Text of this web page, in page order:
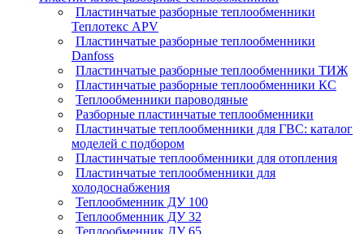
Пластинчатые разборные теплообменники
Теплотекс APV
Пластинчатые разборные теплообменники
Danfoss
Пластинчатые разборные теплообменники ТИЖ
Пластинчатые разборные теплообменники КC
Теплообменники пароводяные
Разборные пластинчатые теплообменники
Пластинчатые теплообменники для ГВС: каталог
моделей с подбором
Пластинчатые теплообменники для отопления
Пластинчатые теплообменники для
холодоснабжения
Теплообменник ДУ 100
Теплообменник ДУ 32
Теплообменник ДУ 65